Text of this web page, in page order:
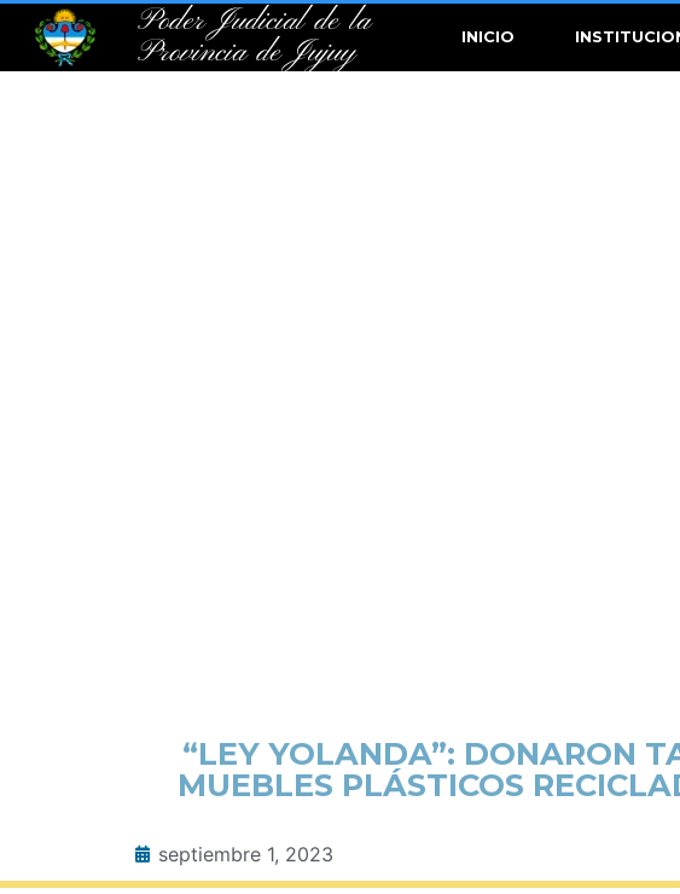
Poder Judicial de la
Provincia de Jujuy
INICIO
“LEY YOLANDA”: DONARON
MUEBLES PLÁSTICOS
septiembre 1, 2023